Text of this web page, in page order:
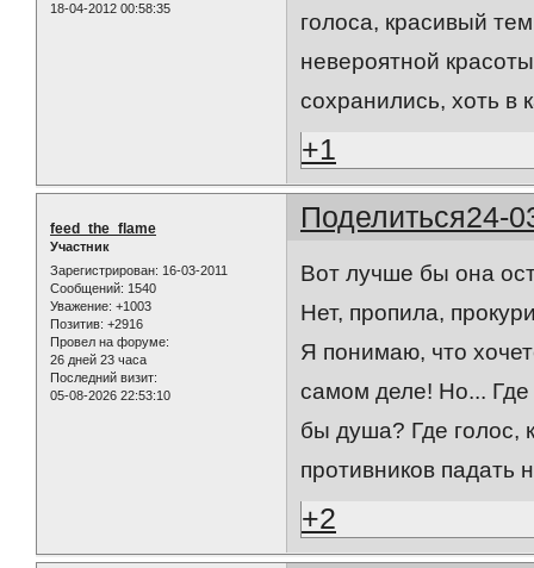
18-04-2012 00:58:35
голоса, красивый
невероятной
сохранились, хоть в
+1
Поделиться24-
feed_the_flame
Участник
Зарегистрирован: 16-03-2011
Сообщений: 1540
Уважение: +1003
Позитив: +2916
Провел на форуме:
26 дней 23 часа
Последний визит:
05-08-2026 22:53:10
Вот лучше бы она
Нет, пропила,
Я понимаю, что
самом деле! Но... Где
бы душа? Где голос,
противников падать
+2